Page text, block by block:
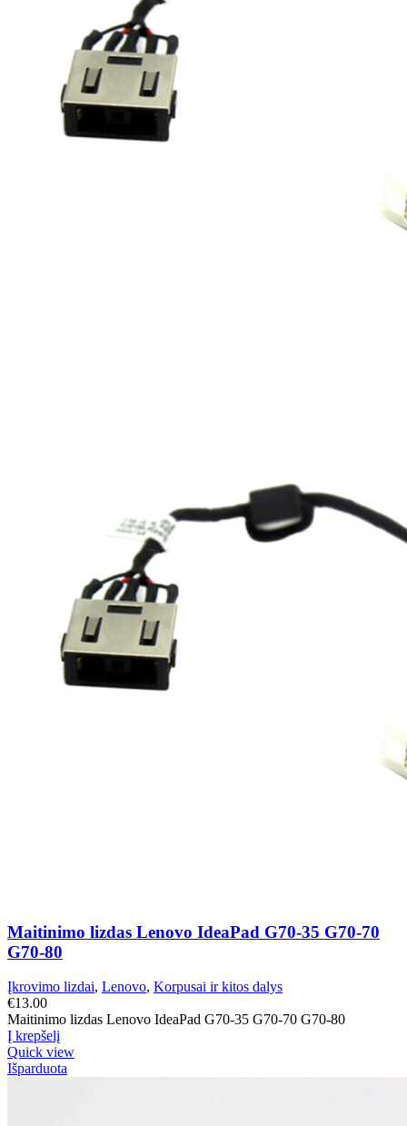
Maitinimo lizdas Lenovo IdeaPad G70-35 G70-70
G70-80
Įkrovimo lizdai, Lenovo, Korpusai ir kitos dalys
€13.00
Maitinimo lizdas Lenovo IdeaPad G70-35 G70-70 G70-80
Į krepšelį
Quick view
Išparduota